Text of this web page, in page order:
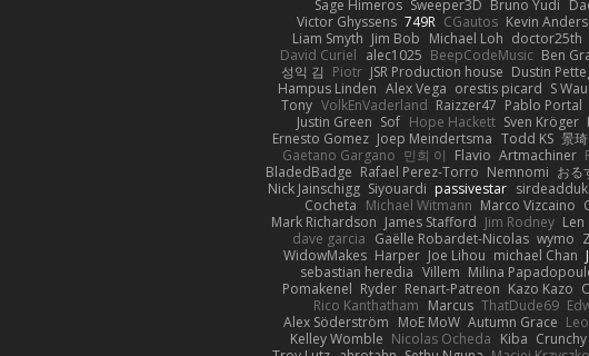
Sage Himeros Sweeper3D Bruno Yudi
Victor Ghyssens 749R CGautos Kevin
Liam Smyth Jim Bob Michael Loh doctor25th
David Curiel alec1025 BeepCodeMusic Ben
성익 김 Piotr JSR Production house Dustin
Hampus Linden Alex Vega orestis picard S
Tony VolkEnVaderland Raizzer47 Pablo Portal
Justin Green Sof Hope Hackett Sven Kröger
Ernesto Gomez Joep Meindertsma Todd KS 景
Gaetano Gargano 민희 이 Flavio Artmachiner
BladedBadge Rafael Perez-Torro Nemnomi おる
Nick Jainschigg Siyouardi passivestar
Cocheta Michael Witmann Marco Vizcaino
Mark Richardson James Stafford Jim Rodney
dave garcia Gaëlle Robardet-Nicolas wymo
WidowMakes Harper Joe Lihou michael Chan
sebastian heredia Villem Milina
Pomakenel Ryder Renart-Patreon Kazo Kazo
Rico Kanthatham Marcus ThatDude69
Alex Söderström MoE MoW Autumn Grace
Kelley Womble Nicolas Ocheda Kiba